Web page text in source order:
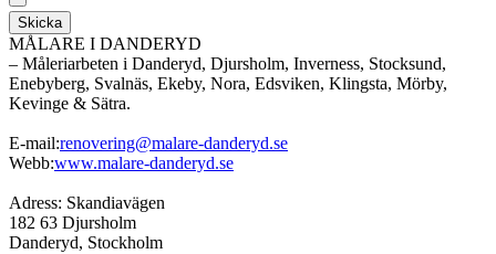
Skicka
MÅLARE I DANDERYD
– Måleriarbeten i Danderyd, Djursholm, Inverness, Stocksund,
Enebyberg, Svalnäs, Ekeby, Nora, Edsviken, Klingsta, Mörby,
Kevinge & Sätra.
E-mail:renovering@malare-danderyd.se
Webb:www.malare-danderyd.se
Adress: Skandiavägen
182 63 Djursholm
Danderyd, Stockholm